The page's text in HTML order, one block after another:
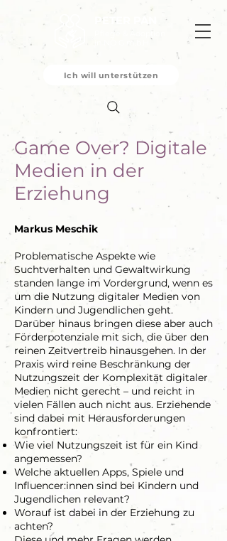
PETER PAN
Pflege & Adoption
Ich will unterstützen
Game Over? Digitale
Medien in der
Erziehung
Markus Meschik
Problematische Aspekte wie
Suchtverhalten und Gewaltwirkung
standen lange im Vordergrund, wenn es
um die Nutzung digitaler Medien von
Kindern und Jugendlichen geht.
Darüber hinaus bringen diese aber auch
Förderpotenziale mit sich, die über den
reinen Zeitvertreib hinausgehen. In der
Praxis wird reine Beschränkung der
Nutzungszeit der Komplexität digitaler
Medien nicht gerecht – und reicht in
vielen Fällen auch nicht aus. Erziehende
sind dabei mit Herausforderungen
konfrontiert:
Wie viel Nutzungszeit ist für ein Kind
angemessen?
Welche aktuellen Apps, Spiele und
Influencer:innen sind bei Kindern und
Jugendlichen relevant?
Worauf ist dabei in der Erziehung zu
achten?